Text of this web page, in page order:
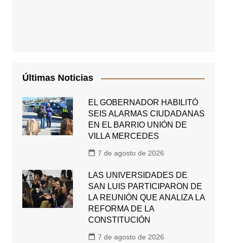
Últimas Noticias
EL GOBERNADOR HABILITÓ
SEIS ALARMAS CIUDADANAS
EN EL BARRIO UNIÓN DE
VILLA MERCEDES
7 de agosto de 2026
LAS UNIVERSIDADES DE
SAN LUIS PARTICIPARON DE
LA REUNIÓN QUE ANALIZA LA
REFORMA DE LA
CONSTITUCIÓN
7 de agosto de 2026